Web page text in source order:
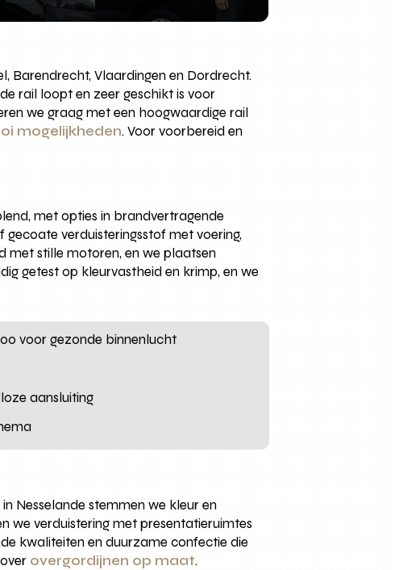
Barendrecht, Vlaardingen en Dordrecht.
rail loopt en zeer geschikt is voor
we graag met een hoogwaardige rail
mogelijkheden. Voor voorbereid en
met opties in brandvertragende
verduisteringsstof met voering,
met stille motoren, en we plaatsen
getest op kleurvastheid en krimp, en we
voor gezonde binnenlucht
aansluiting
Nesselande stemmen we kleur en
we verduistering met presentatieruimtes
kwaliteiten en duurzame confectie die
overgordijnen op maat.